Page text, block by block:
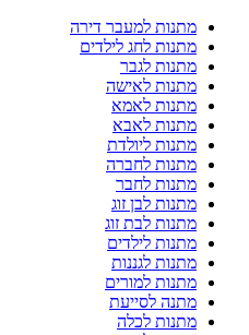
מתנות למעבר דירה
מתנות לחג לילדים
מתנות לגבר
מתנות לאישה
מתנות לאמא
מתנות לאבא
מתנות ליולדת
מתנות לחברה
מתנות לחבר
מתנות לבן זוג
מתנות לבת זוג
מתנות לילדים
מתנות לגננות
מתנות למורים
מתנה לסייעת
מתנות לכלה